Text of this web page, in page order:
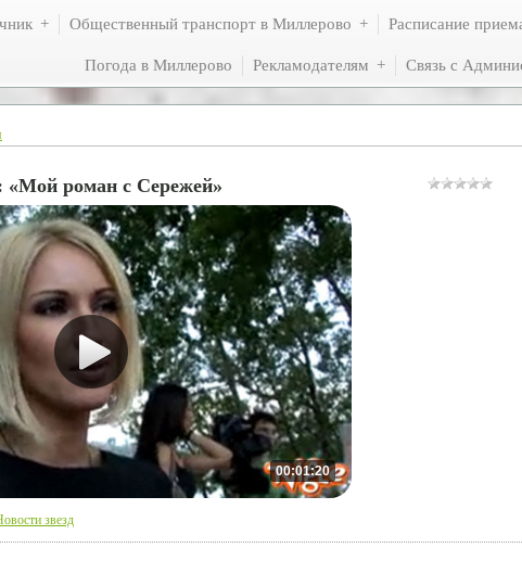
Общественный транспорт в Миллерово Расписание
Погода в Миллерово Рекламодателям Связь с
«Мой роман с Сережей»
00:01:20
звезд